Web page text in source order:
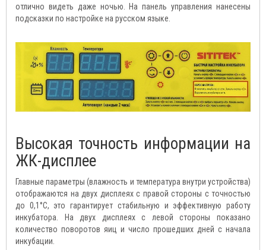
отлично видеть даже ночью. На панель управления нанесены
подсказки по настройке на русском языке.
Высокая точность информации на
ЖК-дисплее
Главные параметры (влажность и температура внутри устройства)
отображаются на двух дисплеях с правой стороны с точностью
до 0,1°C, это гарантирует стабильную и эффективную работу
инкубатора. На двух дисплеях с левой стороны показано
количество поворотов яиц и число прошедших дней с начала
инкубации.